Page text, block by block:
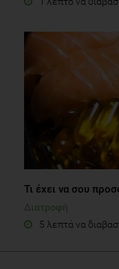
Τι έχει να σου
Διατροφή
5 λεπτά να